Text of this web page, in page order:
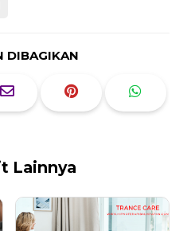
DIBAGIKAN
Lainnya